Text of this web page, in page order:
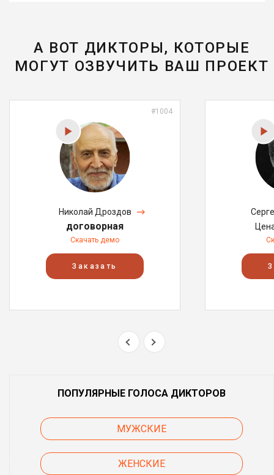
А ВОТ ДИКТОРЫ, КОТОРЫЕ
МОГУТ ОЗВУЧИТЬ ВАШ ПРОЕКТ
#1004
Николай Дроздов
договорная
Скачать демо
Заказать
ПОПУЛЯРНЫЕ ГОЛОСА ДИКТОРОВ
МУЖСКИЕ
ЖЕНСКИЕ